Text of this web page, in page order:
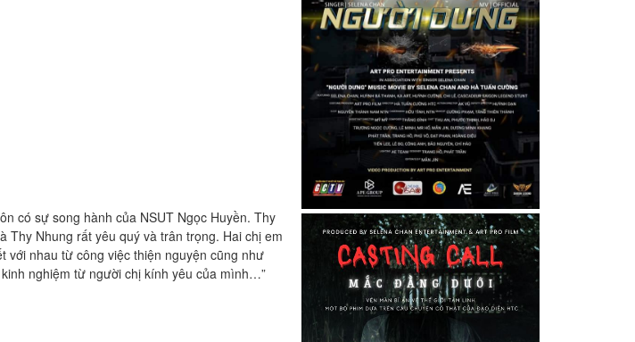
có sự song hành của NSUT Ngọc Huyền. Thy
Thy Nhung rất yêu quý và trân trọng. Hai chị em
với nhau từ công việc thiện nguyện cũng như
nghiệm từ người chị kính yêu của mình…”